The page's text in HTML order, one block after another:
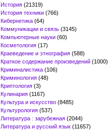
История (21319)
История техники (766)
Кибернетика (64)
Коммуникации и связь (3145)
Компьютерные науки (60)
Косметология (17)
Краеведение и этнография (588)
Краткое содержание произведений (1000)
Криминалистика (106)
Криминология (48)
Криптология (3)
Кулинария (1167)
Культура и искусство (8485)
Культурология (537)
Литература : зарубежная (2044)
Литература и русский язык (11657)